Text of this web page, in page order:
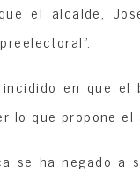
el alcalde,
en que
lo que propone
se ha negado a